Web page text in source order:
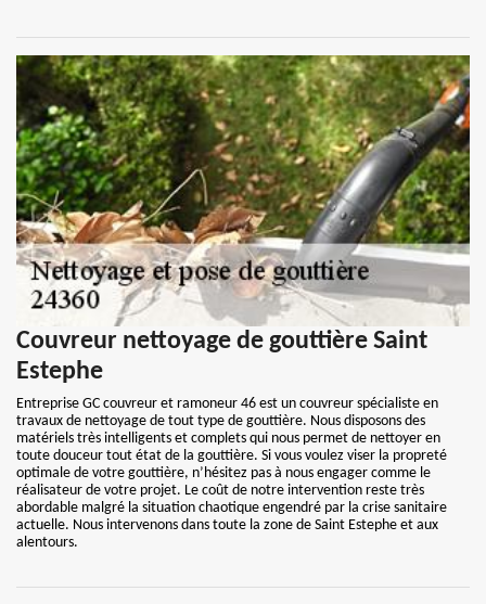
Couvreur nettoyage de gouttière Saint
Estephe
Entreprise GC couvreur et ramoneur 46 est un couvreur spécialiste en
travaux de nettoyage de tout type de gouttière. Nous disposons des
matériels très intelligents et complets qui nous permet de nettoyer en
toute douceur tout état de la gouttière. Si vous voulez viser la propreté
optimale de votre gouttière, n’hésitez pas à nous engager comme le
réalisateur de votre projet. Le coût de notre intervention reste très
abordable malgré la situation chaotique engendré par la crise sanitaire
actuelle. Nous intervenons dans toute la zone de Saint Estephe et aux
alentours.